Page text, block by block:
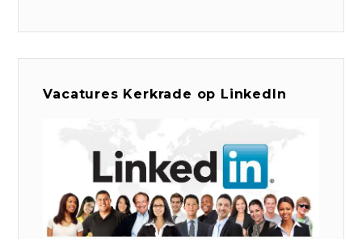
Vacatures Kerkrade op LinkedIn